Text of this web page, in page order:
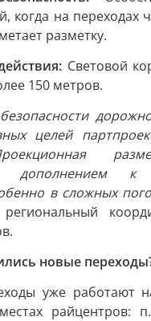
когда на переходах
разметку.
Световой
150 метров.
целей
дополнением к
в сложных
новые
уже работают
райцентров: